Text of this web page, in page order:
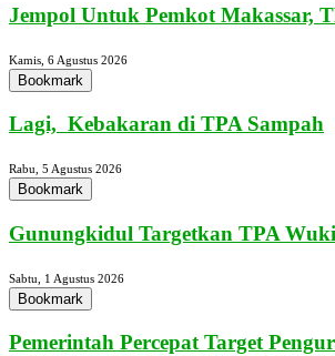
Jempol Untuk Pemkot Makassar,
Kamis, 6 Agustus 2026
Bookmark
Lagi, Kebakaran di TPA Sampah
Rabu, 5 Agustus 2026
Bookmark
Gunungkidul Targetkan TPA
Sabtu, 1 Agustus 2026
Bookmark
Pemerintah Percepat Target